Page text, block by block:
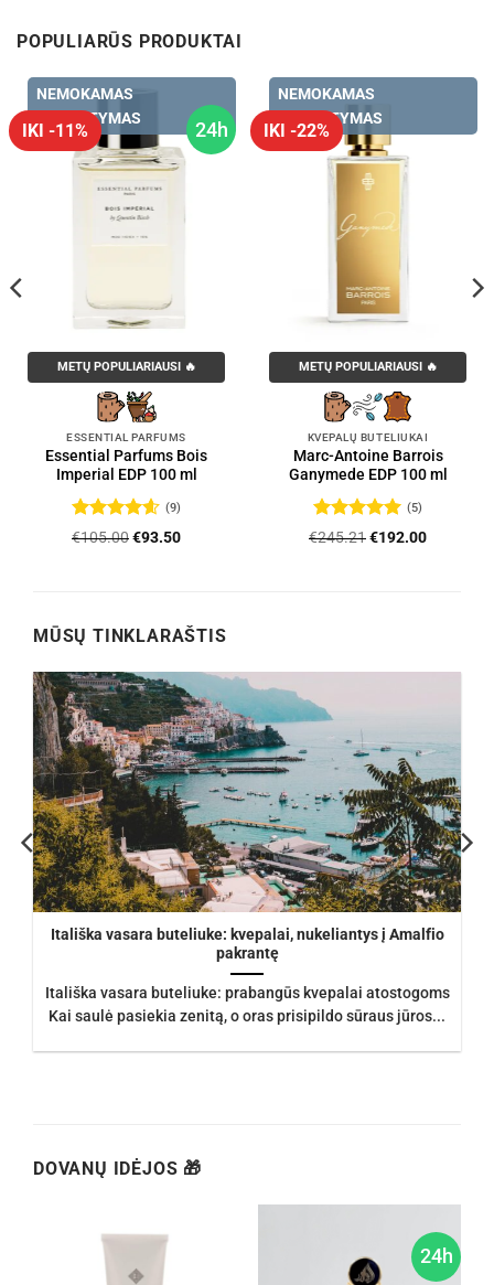
POPULIARŪS PRODUKTAI
24h
IKI -11%
NEMOKAMAS
PRISTATYMAS
METŲ POPULIARIAUSI 🔥
ESSENTIAL PARFUMS
Essential Parfums Bois
Imperial EDP 100 ml
Įvertinimas:
(9)
€105.00Original
€93.50Current
IKI -22%
NEMOKAMAS
PRISTATYMAS
METŲ POPULIARIAUSI 🔥
KVEPALŲ BUTELIUKAI
Marc-Antoine Barrois
Ganymede EDP 100 ml
Įvertinimas:
(5)
€245.21Original
€192.00Current
MŪSŲ TINKLARAŠTIS
Itališka vasara buteliuke: kvepalai, nukeliantys į Amalfio
pakrantę
Itališka vasara buteliuke: prabangūs kvepalai atostogoms
Kai saulė pasiekia zenitą, o oras prisipildo sūraus jūros...
DOVANŲ IDĖJOS 🎁
24h